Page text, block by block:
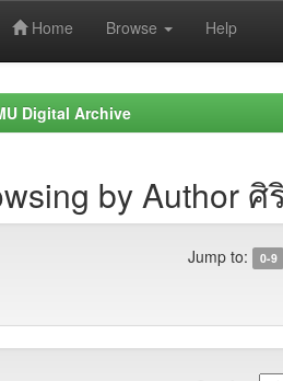
Home Browse Help
Digital Archive
by Author
Jump to: 0-9